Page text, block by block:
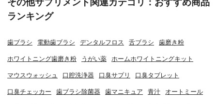
ランキング
歯ブラシ 電動歯ブラシ デンタルフロス 舌ブラシ 歯磨き粉
ホワイトニング歯磨き粉 うがい薬 ホームホワイトニングキット
マウスウォッシュ 口腔洗浄器 口臭サプリ 口臭タブレット
口臭チェッカー 歯ブラシ除菌器 歯マニキュア 青汁 オートミール